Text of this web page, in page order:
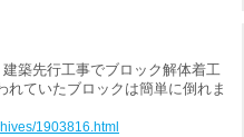
築先行工事でブロック解体着工
ていたブロックは簡単に倒れま
1903816.html